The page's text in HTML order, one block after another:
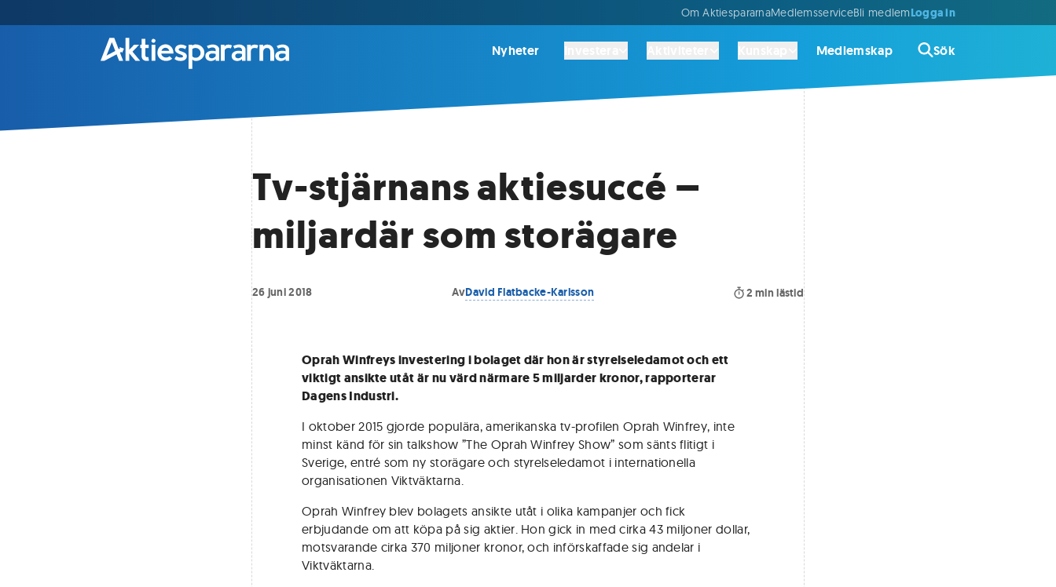
Om AktiespararnaMedlemsserviceBli medlemLogga in
Nyheter Medlemskap Sök
Tv-stjärnans aktiesuccé –
miljardär som storägare
26 juni 2018 AvDavid Flatbacke-Karlsson 2 min lästid
Oprah Winfreys investering i bolaget där hon är styrelseledamot och ett
viktigt ansikte utåt är nu värd närmare 5 miljarder kronor, rapporterar
Dagens Industri.
I oktober 2015 gjorde populära, amerikanska tv-profilen Oprah Winfrey, inte
minst känd för sin talkshow ”The Oprah Winfrey Show” som sänts flitigt i
Sverige, entré som ny storägare och styrelseledamot i internationella
organisationen Viktväktarna.
Oprah Winfrey blev bolagets ansikte utåt i olika kampanjer och fick
erbjudande om att köpa på sig aktier. Hon gick in med cirka 43 miljoner dollar,
motsvarande cirka 370 miljoner kronor, och införskaffade sig andelar i
Viktväktarna.